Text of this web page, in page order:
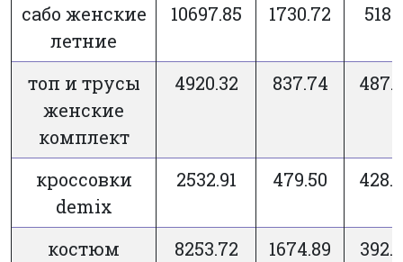
сабо женские
летние
10697.85 1730.72
топ и трусы
женские
комплект
4920.32 837.74
кроссовки
demix
2532.91 479.50
костюм
8253.72 1674.89